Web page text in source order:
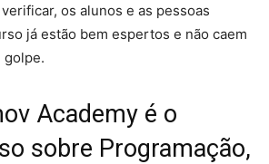
os alunos e as pessoas
já estão bem espertos e não caem
golpe.
Academy é o
sobre Programação,